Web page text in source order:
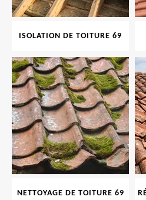
ISOLATION DE TOITURE 69
NETTOYAGE DE TOITURE 69